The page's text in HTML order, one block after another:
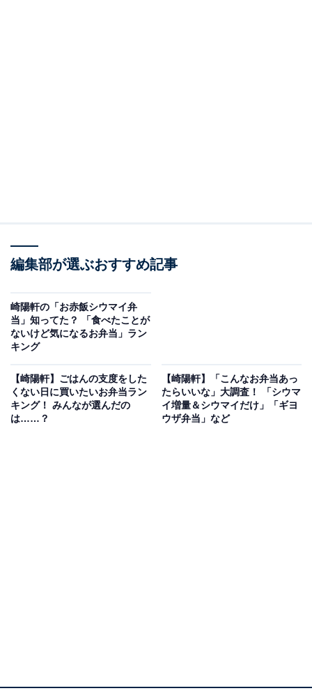
甘辛く煮付けられた「筍煮」
シウマイ弁当の中では数少ない野菜系のおかずというこ
編集部が選ぶおすすめ記事
崎陽軒の「お赤飯シウマイ弁
当」知ってた？ 「食べたことが
ないけど気になるお弁当」ラン
キング
【崎陽軒】ごはんの支度をした
くない日に買いたいお弁当ラン
キング！ みんなが選んだの
は……？
【崎陽軒】「こんなお弁当あっ
たらいいな」大調査！ 「シウマ
イ増量＆シウマイだけ」「ギヨ
ウザ弁当」など